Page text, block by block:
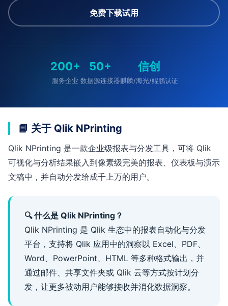
免费下载试用
200+
服务企业
50+
数据源连接器
信创
麒麟/海光/鲲鹏认证
📘 关于 Qlik NPrinting
Qlik NPrinting 是一款企业级报表与分发工具，可将 Qlik
可视化与分析结果嵌入到像素级完美的报表、仪表板与演示
文稿中，并自动分发给成千上万的用户。
🔍 什么是 Qlik NPrinting？
Qlik NPrinting 是 Qlik 生态中的报表自动化与分发
平台，支持将 Qlik 应用中的洞察以 Excel、PDF、
Word、PowerPoint、HTML 等多种格式输出，并
通过邮件、共享文件夹或 Qlik 云等方式按计划分
发，让更多被动用户能够接收并消化数据洞察。